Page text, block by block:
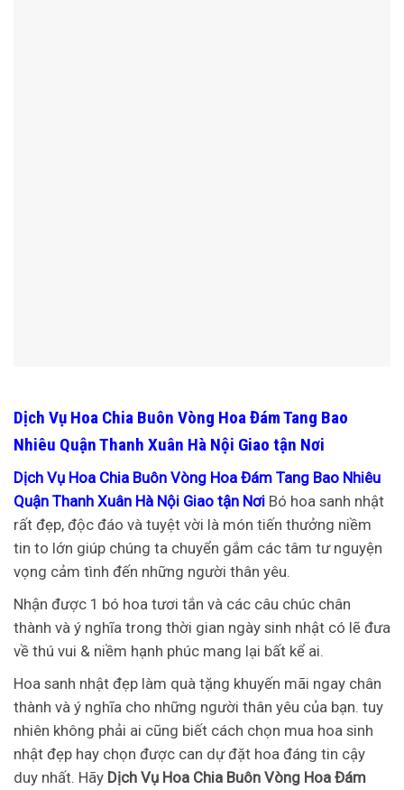
Dịch Vụ Hoa Chia Buôn Vòng Hoa Đám Tang Bao
Nhiêu Quận Thanh Xuân Hà Nội Giao tận Nơi
Dịch Vụ Hoa Chia Buôn Vòng Hoa Đám Tang Bao Nhiêu
Quận Thanh Xuân Hà Nội Giao tận Nơi Bó hoa sanh nhật
rất đẹp, độc đáo và tuyệt vời là món tiến thưởng niềm
tin to lớn giúp chúng ta chuyển gắm các tâm tư nguyện
vọng cảm tình đến những người thân yêu.
Nhận được 1 bó hoa tươi tắn và các câu chúc chân
thành và ý nghĩa trong thời gian ngày sinh nhật có lẽ đưa
về thú vui & niềm hạnh phúc mang lại bất kể ai.
Hoa sanh nhật đẹp làm quà tặng khuyến mãi ngay chân
thành và ý nghĩa cho những người thân yêu của bạn. tuy
nhiên không phải ai cũng biết cách chọn mua hoa sinh
nhật đẹp hay chọn được can dự đặt hoa đáng tin cậy
duy nhất. Hãy Dịch Vụ Hoa Chia Buôn Vòng Hoa Đám